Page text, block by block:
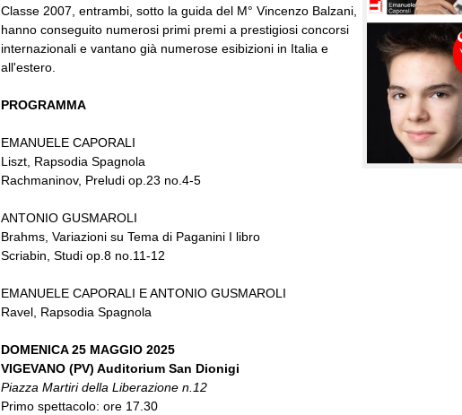
Classe 2007, entrambi, sotto la guida del M° Vincenzo Balzani,
hanno conseguito numerosi primi premi a prestigiosi concorsi
internazionali e vantano già numerose esibizioni in Italia e
all'estero.
PROGRAMMA
EMANUELE CAPORALI
Liszt, Rapsodia Spagnola
Rachmaninov, Preludi op.23 no.4-5
ANTONIO GUSMAROLI
Brahms, Variazioni su Tema di Paganini I libro
Scriabin, Studi op.8 no.11-12
EMANUELE CAPORALI E ANTONIO GUSMAROLI
Ravel, Rapsodia Spagnola
DOMENICA 25 MAGGIO 2025
VIGEVANO (PV) Auditorium San Dionigi
Piazza Martiri della Liberazione n.12
Primo spettacolo: ore 17.30